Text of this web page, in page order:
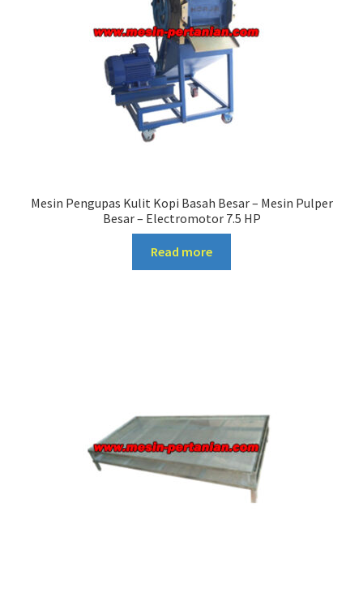
Mesin Pengupas Kulit Kopi Basah Besar – Mesin Pulper
Besar – Electromotor 7.5 HP
Read more